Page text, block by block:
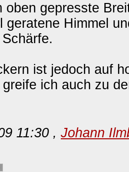
oben gepresste
geratene Himmel
ist jedoch auf
ich auch zu
11:30 , Johann